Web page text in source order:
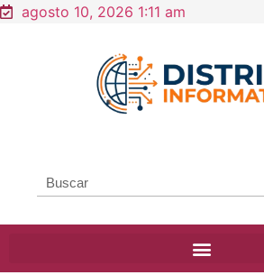
agosto 10, 2026 1:11 am